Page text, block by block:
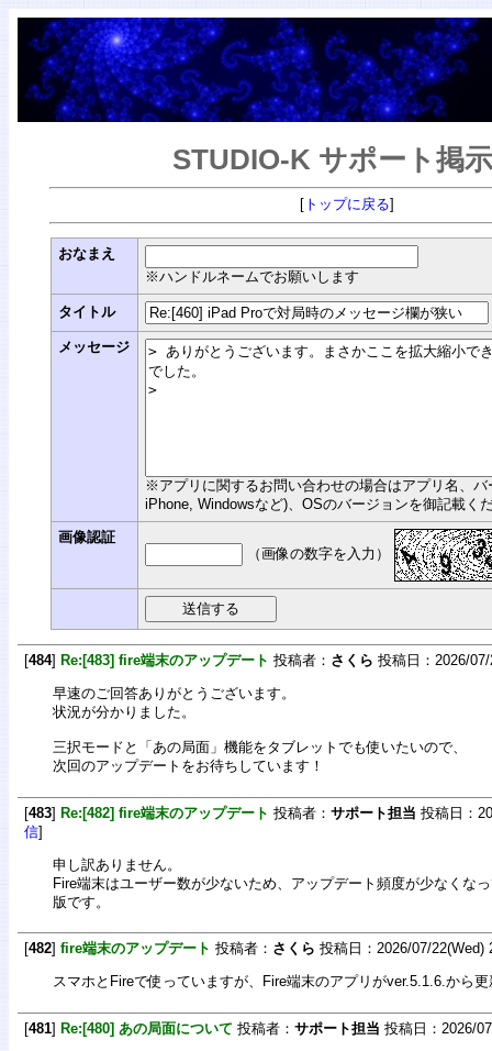
STUDIO-K サポート掲
[ トップに戻る]
おなまえ
※ハンドルネームでお願いします
タイトル
メッセージ
※アプリに関するお問い合わせの場合はアプリ名、
iPhone, Windowsなど)、OSのバージョンを御記載く
画像認証
（画像の数字を入力）
[484] Re:[483] fire端末のアップデート 投稿者： さくら 投稿日：2026/
早速のご回答ありがとうございます。
状況が分かりました。
三択モードと「あの局面」機能をタブレットでも使いたいので、
次回のアップデートをお待ちしています！
[483] Re:[482] fire端末のアップデート 投稿者： サポート担当 投稿日：
信]
申し訳ありません。
Fire端末はユーザー数が少ないため、アップデート頻度が少なくな
版です。
[482] fire端末のアップデート 投稿者： さくら 投稿日：2026/07/
スマホとFireで使っていますが、Fire端末のアプリがver.5.1.6.から
[481] Re:[480] あの局面について 投稿者： サポート担当 投稿日：2026/